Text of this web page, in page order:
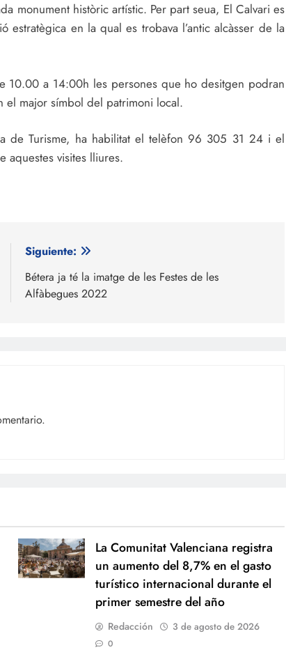
monument històric artístic. Per part seua, El Calvari es
en la qual es trobava l’antic alcàsser de la
10.00 a 14:00h les persones que ho desitgen podran
el major símbol del patrimoni local.
de Turisme, ha habilitat el telèfon 96 305 31 24 i el
visites lliures.
Siguiente:
Bétera ja té la imatge de les Festes de les
Alfàbegues 2022
La Comunitat Valenciana registra
un aumento del 8,7% en el gasto
turístico internacional durante el
primer semestre del año
Redacción 3 de agosto de 2026
0